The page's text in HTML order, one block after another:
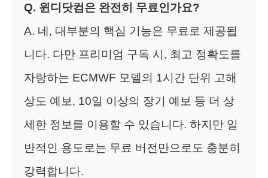
Q. 윈디닷컴은 완전히 무료인가요?
A. 네, 대부분의 핵심 기능은 무료로 제공됩
니다. 다만 프리미엄 구독 시, 최고 정확도를
자랑하는 ECMWF 모델의 1시간 단위 고해
상도 예보, 10일 이상의 장기 예보 등 더 상
세한 정보를 이용할 수 있습니다. 하지만 일
반적인 용도로는 무료 버전만으로도 충분히
강력합니다.